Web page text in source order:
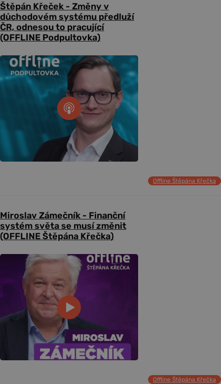
Štěpán Křeček - Změny v
důchodovém systému předluží
ČR, odnesou to pracující
(OFFLINE Podpultovka)
Offline Štěpána Křečka
Miroslav Zámečník - Finanční
systém světa se musí změnit
(OFFLINE Štěpána Křečka)
Offline Štěpána Křečka